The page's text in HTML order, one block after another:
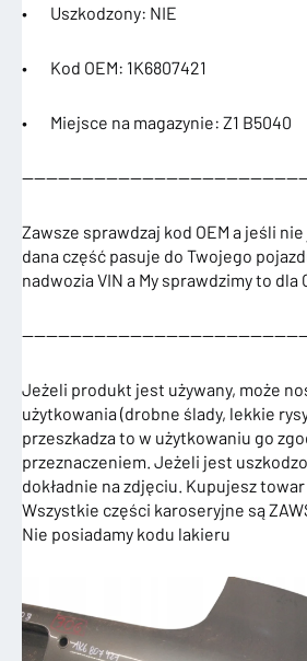
• Uszkodzony: NIE
• Kod OEM: 1K6807421
• Miejsce na magazynie: Z1 B5040
Zawsze sprawdzaj kod OEM a jeśli
dana część pasuje do Twojego
nadwozia VIN a My sprawdzimy to dla
Jeżeli produkt jest używany, może
użytkowania (drobne ślady, lekkie
przeszkadza to w użytkowaniu go
przeznaczeniem. Jeżeli jest
dokładnie na zdjęciu. Kupujesz towar
Wszystkie części karoseryjne są
Nie posiadamy kodu lakieru